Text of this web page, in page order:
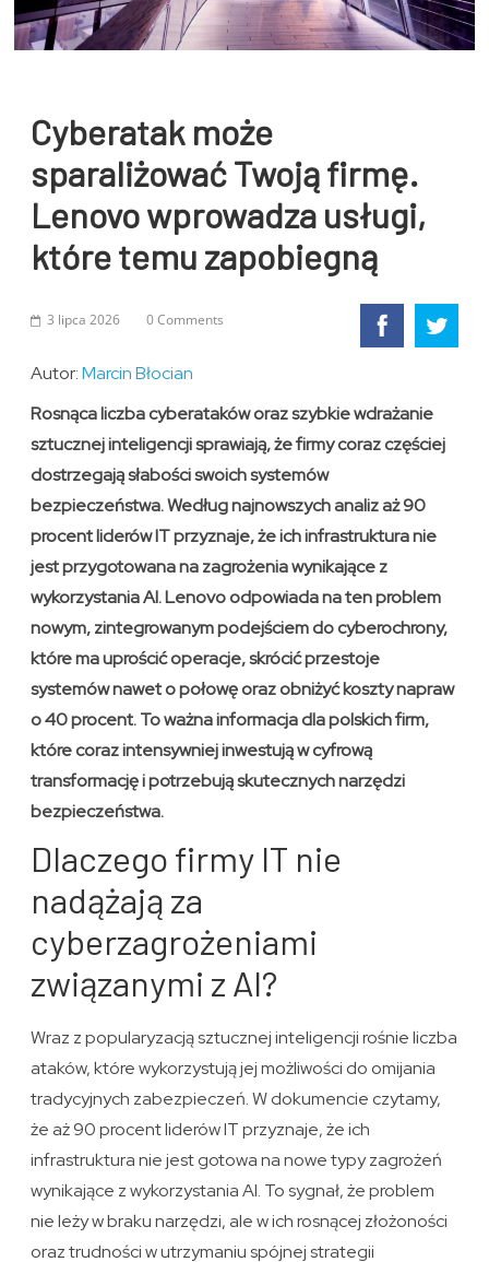
Cyberatak może
sparaliżować Twoją firmę.
Lenovo wprowadza usługi,
które temu zapobiegną
3 lipca 2026 0 Comments
Autor:Marcin Błocian
Rosnąca liczba cyberataków oraz szybkie wdrażanie
sztucznej inteligencji sprawiają, że firmy coraz częściej
dostrzegają słabości swoich systemów
bezpieczeństwa. Według najnowszych analiz aż 90
procent liderów IT przyznaje, że ich infrastruktura nie
jest przygotowana na zagrożenia wynikające z
wykorzystania AI. Lenovo odpowiada na ten problem
nowym, zintegrowanym podejściem do cyberochrony,
które ma uprościć operacje, skrócić przestoje
systemów nawet o połowę oraz obniżyć koszty napraw
o 40 procent. To ważna informacja dla polskich firm,
które coraz intensywniej inwestują w cyfrową
transformację i potrzebują skutecznych narzędzi
bezpieczeństwa.
Dlaczego firmy IT nie
nadążają za
cyberzagrożeniami
związanymi z AI?
Wraz z popularyzacją sztucznej inteligencji rośnie liczba
ataków, które wykorzystują jej możliwości do omijania
tradycyjnych zabezpieczeń. W dokumencie czytamy,
że aż 90 procent liderów IT przyznaje, że ich
infrastruktura nie jest gotowa na nowe typy zagrożeń
wynikające z wykorzystania AI. To sygnał, że problem
nie leży w braku narzędzi, ale w ich rosnącej złożoności
oraz trudności w utrzymaniu spójnej strategii